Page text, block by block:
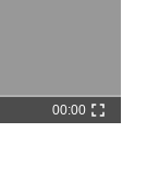
00:00